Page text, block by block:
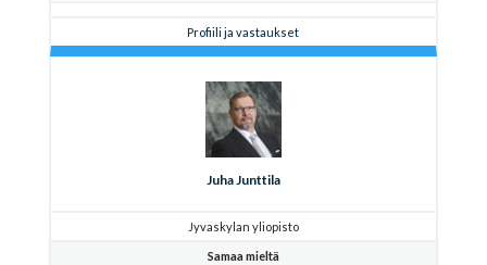
Profiili ja vastaukset
Juha Junttila
Jyvaskylan yliopisto
Samaa mieltä